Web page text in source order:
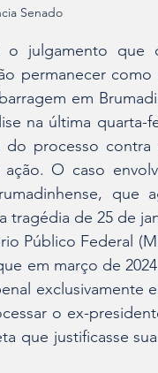
Senado
o julgamento
permanecer
em
na última quarta-
do processo
O caso
que
tragédia de 25 de
Público Federal
em março de
exclusivamente
o ex-
que justificasse